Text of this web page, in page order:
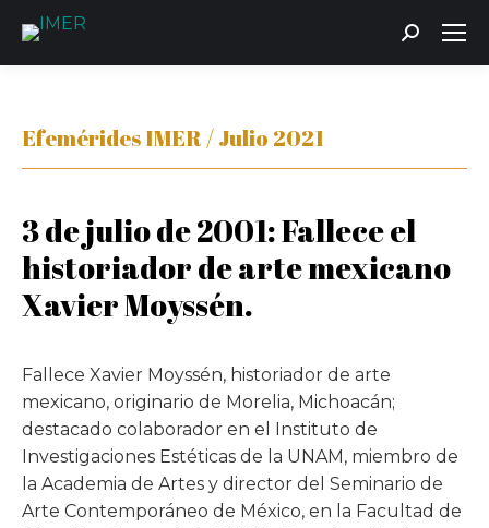
Buscar:
Efemérides IMER / Julio 2021
3 de julio de 2001: Fallece el
historiador de arte mexicano
Xavier Moyssén.
Fallece Xavier Moyssén, historiador de arte
mexicano, originario de Morelia, Michoacán;
destacado colaborador en el Instituto de
Investigaciones Estéticas de la UNAM, miembro de
la Academia de Artes y director del Seminario de
Arte Contemporáneo de México, en la Facultad de